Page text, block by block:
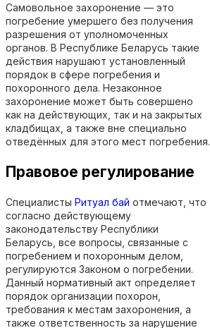
Самовольное захоронение — это
погребение умершего без получения
разрешения от уполномоченных
органов. В Республике Беларусь такие
действия нарушают установленный
порядок в сфере погребения и
похоронного дела. Незаконное
захоронение может быть совершено
как на действующих, так и на закрытых
кладбищах, а также вне специально
отведённых для этого мест погребения.
Правовое регулирование
Специалисты Ритуал бай отмечают, что
согласно действующему
законодательству Республики
Беларусь, все вопросы, связанные с
погребением и похоронным делом,
регулируются Законом о погребении.
Данный нормативный акт определяет
порядок организации похорон,
требования к местам захоронения, а
также ответственность за нарушение